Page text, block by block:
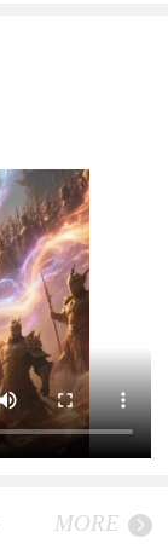
MORE